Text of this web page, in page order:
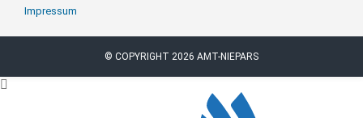
Impressum
© COPYRIGHT 2026 AMT-NIEPARS